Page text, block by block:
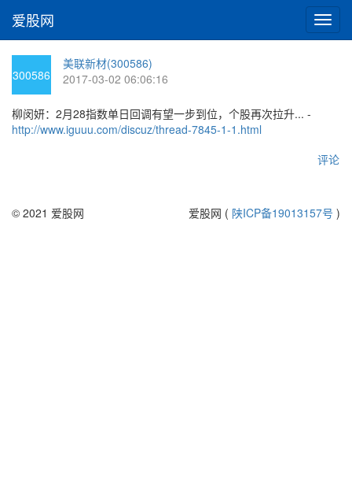
切
换
爱股网
300586
美联新材(300586)
2017-03-02 06:06:16
柳闵妍：2月28指数单日回调有望一步到位，个股再次拉升... -
http://www.iguuu.com/discuz/thread-7845-1-1.html
评论
© 2021 爱股网 爱股网 ( 陕ICP备19013157号 )